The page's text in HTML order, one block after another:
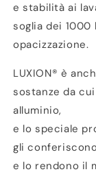
e stabilità ai
soglia dei 1000
opacizzazione.
LUXION® è
sostanze da
alluminio,
e lo speciale
gli
e lo rendono il